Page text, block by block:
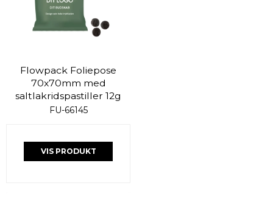
Flowpack Foliepose
70x70mm med
saltlakridspastiller 12g
FU-66145
VIS PRODUKT